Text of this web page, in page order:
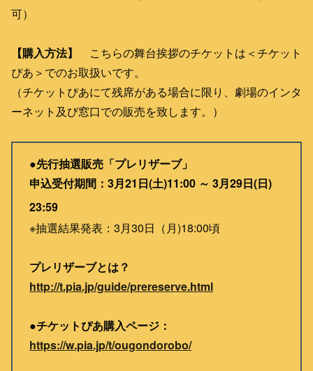
可）
【購入方法】
こちらの舞台挨拶のチケットは＜チケット
ぴあ＞でのお取扱いです。
（チケットぴあにて残席がある場合に限り、劇場のインタ
ーネット及び窓口での販売を致します。）
●先行抽選販売「プレリザーブ」
申込受付期間：3月21日(土)11:00 ～ 3月29日(日)
23:59
※抽選結果発表：3月30日（月)18:00頃
プレリザーブとは？
http://t.pia.jp/guide/prereserve.html
●チケットぴあ購入ページ：
https://w.pia.jp/t/ougondorobo/